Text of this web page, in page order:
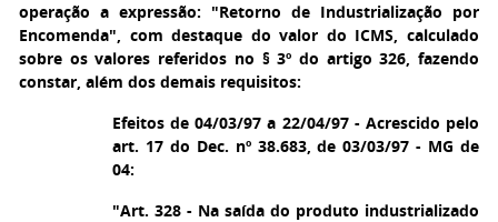
operação a expressão: "Retorno de Industrialização por
Encomenda", com destaque do valor do ICMS, calculado
sobre os valores referidos no § 3º do artigo 326, fazendo
constar, além dos demais requisitos:
Efeitos de 04/03/97 a 22/04/97 - Acrescido pelo
art. 17 do Dec. nº 38.683, de 03/03/97 - MG de
04:
"Art. 328 - Na saída do produto industrializado